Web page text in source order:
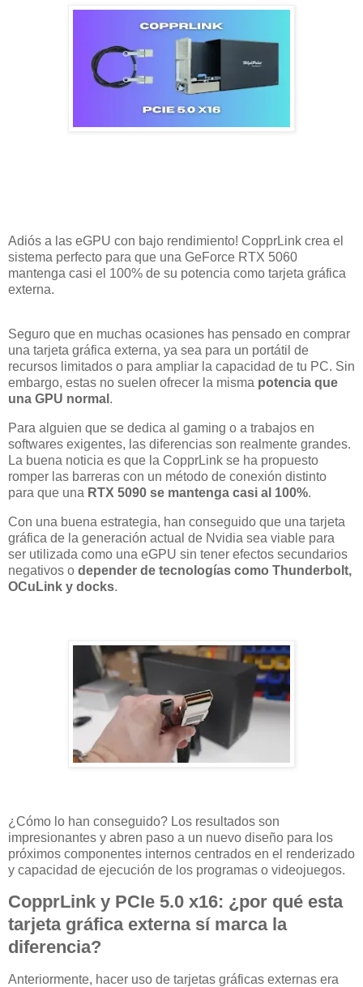
Adiós a las eGPU con bajo rendimiento! CopprLink crea el
sistema perfecto para que una GeForce RTX 5060
mantenga casi el 100% de su potencia como tarjeta gráfica
externa.
Seguro que en muchas ocasiones has pensado en comprar
una tarjeta gráfica externa, ya sea para un portátil de
recursos limitados o para ampliar la capacidad de tu PC. Sin
embargo, estas no suelen ofrecer la misma potencia que
una GPU normal .
Para alguien que se dedica al gaming o a trabajos en
softwares exigentes, las diferencias son realmente grandes.
La buena noticia es que la CopprLink se ha propuesto
romper las barreras con un método de conexión distinto
para que una RTX 5090 se mantenga casi al 100%.
Con una buena estrategia, han conseguido que una tarjeta
gráfica de la generación actual de Nvidia sea viable para
ser utilizada como una eGPU sin tener efectos secundarios
negativos o depender de tecnologías como Thunderbolt,
OCuLink y docks.
¿Cómo lo han conseguido? Los resultados son
impresionantes y abren paso a un nuevo diseño para los
próximos componentes internos centrados en el renderizado
y capacidad de ejecución de los programas o videojuegos.
CopprLink y PCIe 5.0 x16: ¿por qué esta
tarjeta gráfica externa sí marca la
diferencia?
Anteriormente, hacer uso de tarjetas gráficas externas era